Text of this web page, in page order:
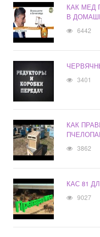
КАК МЕД
В
6442
3401
КАК
3862
КАС 81
9027